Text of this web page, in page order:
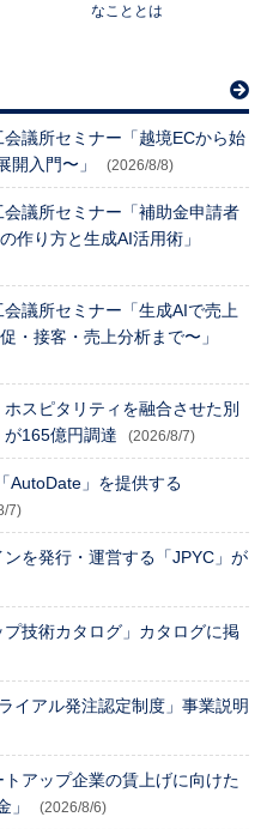
なこととは
会議所セミナー「越境ECから始
開入門〜」
(2026/8/8)
会議所セミナー「補助金申請者
作り方と生成AI活用術」
会議所セミナー「生成AIで売上
・接客・売上分析まで〜」
スピタリティを融合させた別
165億円調達
(2026/8/7)
AutoDate」を提供する
7)
を発行・運営する「JPYC」が
プ技術カタログ」カタログに掲
イアル発注認定制度」事業説明
トアップ企業の賃上げに向けた
(2026/8/6)